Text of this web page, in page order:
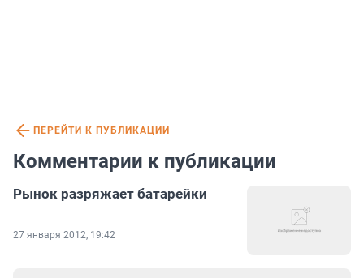
ПЕРЕЙТИ К ПУБЛИКАЦИИ
Комментарии к публикации
Рынок разряжает батарейки
27 января 2012, 19:42